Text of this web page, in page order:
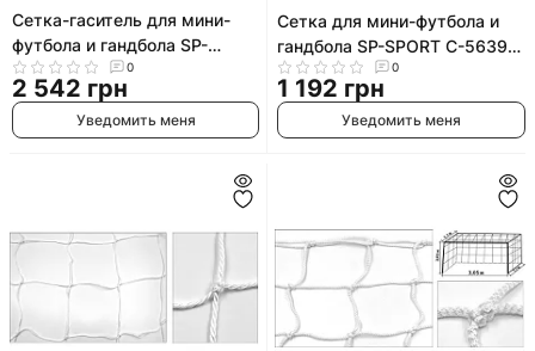
Сетка-гаситель для мини-
футбола и гандбола SP-
PLANETA Стандарт SO-5282
2,1x3,0м 2шт
0
2 542 грн
Уведомить меня
Сетка для мини-футбола и
гандбола SP-SPORT C-5639
2x3x1м 2шт
0
1 192 грн
Уведомить меня